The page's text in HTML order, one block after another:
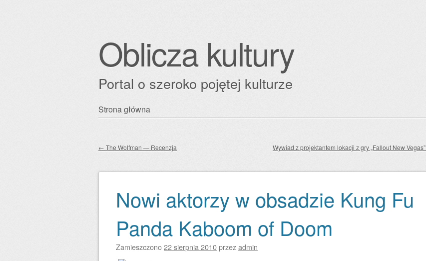
Oblicza kultury
Portal o szeroko pojętej kulturze
Przejdź
Strona główna
Zobacz wpisy
← The Wolfman — Recenzja Wywiad z projektantem lokacji z gry „Fallout New Vegas”
Nowi aktorzy w obsadzie Kung Fu
Panda Kaboom of Doom
Zamieszczono22 sierpnia 2010przezadmin